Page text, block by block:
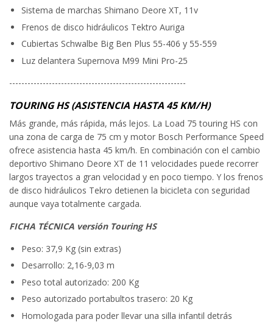
Sistema de marchas Shimano Deore XT, 11v
Frenos de disco hidráulicos Tektro Auriga
Cubiertas Schwalbe Big Ben Plus 55-406 y 55-559
Luz delantera Supernova M99 Mini Pro-25
----------------------------------------------------------
TOURING HS (ASISTENCIA HASTA 45 KM/H)
Más grande, más rápida, más lejos. La Load 75 touring HS con
una zona de carga de 75 cm y motor Bosch Performance Speed
ofrece asistencia hasta 45 km/h. En combinación con el cambio
deportivo Shimano Deore XT de 11 velocidades puede recorrer
largos trayectos a gran velocidad y en poco tiempo. Y los frenos
de disco hidráulicos Tekro detienen la bicicleta con seguridad
aunque vaya totalmente cargada.
FICHA TÉCNICA versión Touring HS
Peso: 37,9 Kg (sin extras)
Desarrollo: 2,16-9,03 m
Peso total autorizado: 200 Kg
Peso autorizado portabultos trasero: 20 Kg
Homologada para poder llevar una silla infantil detrás